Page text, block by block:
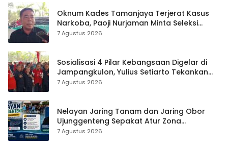
Oknum Kades Tamanjaya Terjerat Kasus
Narkoba, Paoji Nurjaman Minta Seleksi
Calon Kades Diperketat
7 Agustus 2026
Sosialisasi 4 Pilar Kebangsaan Digelar di
Jampangkulon, Yulius Setiarto Tekankan
Pentingnya Persatuan
7 Agustus 2026
Nelayan Jaring Tanam dan Jaring Obor
Ujunggenteng Sepakat Atur Zona
Penangkapan
7 Agustus 2026